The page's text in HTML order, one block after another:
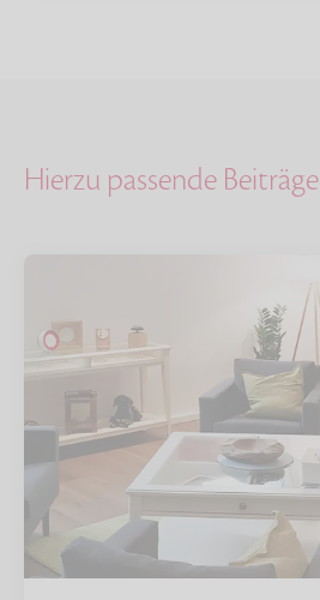
Hierzu passende Beiträge